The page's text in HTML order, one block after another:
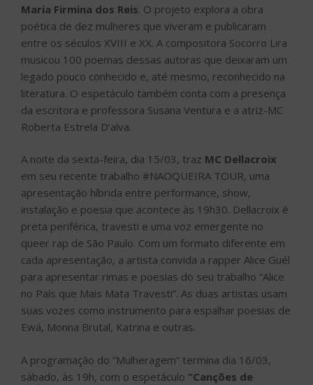
Maria Firmina dos Reis. O projeto explora a obra
poética de dez mulheres que viveram e publicaram
entre os séculos XVIII e XX. A compositora Socorro Lira
musicou 100 poemas dessas autoras que deixaram um
legado pouco conhecido e, até mesmo, reconhecido na
literatura. O espetáculo também conta com a presença
da escritora e professora Susana Ventura e a atriz-MC
Roberta Estrela D’alva.
A noite da sexta-feira, dia 15/03, traz MC Dellacroix
em seu recente trabalho #NAOQUEIRA TOUR, uma
apresentação híbrida entre performance, show,
instalação e poesia que acontece às 19h30. Dellacroix é
preta periférica, travesti e uma voz emergente no
queer rap de São Paulo. Com um formato diferente em
cada apresentação, a artista convida a rapper Alice Guél
para apresentar rimas e poesias do seu trabalho “Alice
no País que Mais Mata Travesti”. As duas artistas usam
suas vozes como instrumento para espalhar poesias de
Ewá, Monna Brutal, Katrina e outras.
A programação do “Mulheragem” termina dia 16/03,
sábado, às 19h, com o espetáculo “Canções de